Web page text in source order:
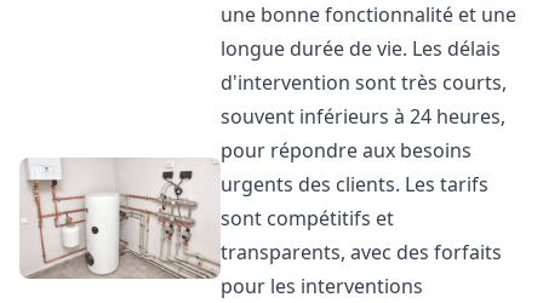
une bonne fonctionnalité et une
longue durée de vie. Les délais
d'intervention sont très courts,
souvent inférieurs à 24 heures,
pour répondre aux besoins
urgents des clients. Les tarifs
sont compétitifs et
transparents, avec des forfaits
pour les interventions